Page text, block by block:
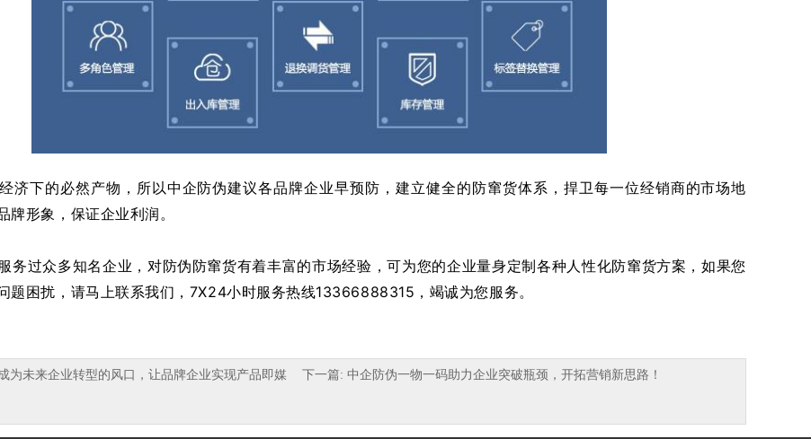
济下的必然产物，所以中企防伪建议各品牌企业早预防，建立健全的防窜货体系，捍卫每一位经销商的市场地
牌形象，保证企业利润。
务过众多知名企业，对防伪防窜货有着丰富的市场经验，可为您的企业量身定制各种人性化防窜货方案，如果您
题困扰，请马上联系我们，7X24小时服务热线13366888315，竭诚为您服务。
为未来企业转型的风口，让品牌企业实现产品即媒 下一篇: 中企防伪一物一码助力企业突破瓶颈，开拓营销新思路！